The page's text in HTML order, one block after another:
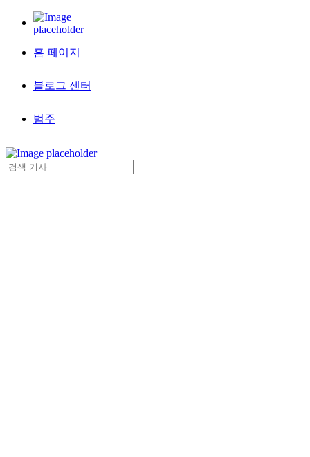
홈 페이지
블로그 센터
범주